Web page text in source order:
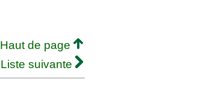
Haut de page
Liste suivante